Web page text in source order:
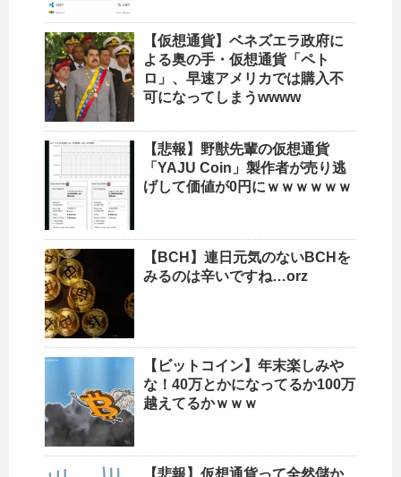
【仮想通貨】ベネズエラ政府に
よる奥の手・仮想通貨「ペト
ロ」、早速アメリカでは購入不
可になってしまうwwww
【悲報】野獣先輩の仮想通貨
「YAJU Coin」製作者が売り逃
げして価値が0円にｗｗｗｗｗｗ
【BCH】連日元気のないBCHを
みるのは辛いですね…orz
【ビットコイン】年末楽しみや
な！40万とかになってるか100万
越えてるかｗｗｗ